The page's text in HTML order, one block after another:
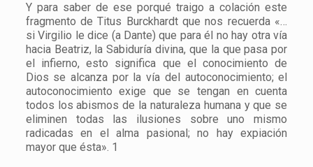
Y para saber de ese porqué traigo a colación este
fragmento de Titus Burckhardt que nos recuerda «…
si Virgilio le dice (a Dante) que para él no hay otra vía
hacia Beatriz, la Sabiduría divina, que la que pasa por
el infierno, esto significa que el conocimiento de
Dios se alcanza por la vía del autoconocimiento; el
autoconocimiento exige que se tengan en cuenta
todos los abismos de la naturaleza humana y que se
eliminen todas las ilusiones sobre uno mismo
radicadas en el alma pasional; no hay expiación
mayor que ésta». 1